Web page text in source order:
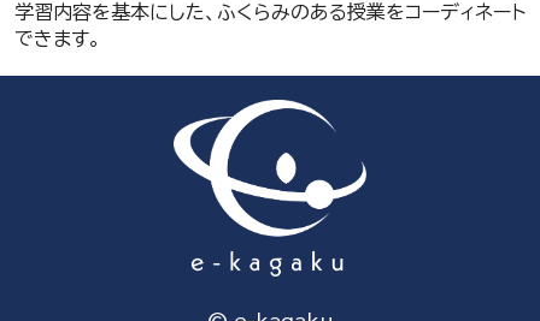
学習内容を基本にした、ふくらみのある授業をコーディネート
できます。